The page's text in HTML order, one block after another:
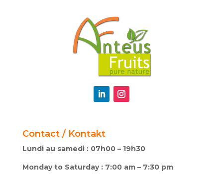
Contact / Kontakt
Lundi au samedi : 07h00 – 19h30
Monday to Saturday : 7:00 am – 7:30 pm